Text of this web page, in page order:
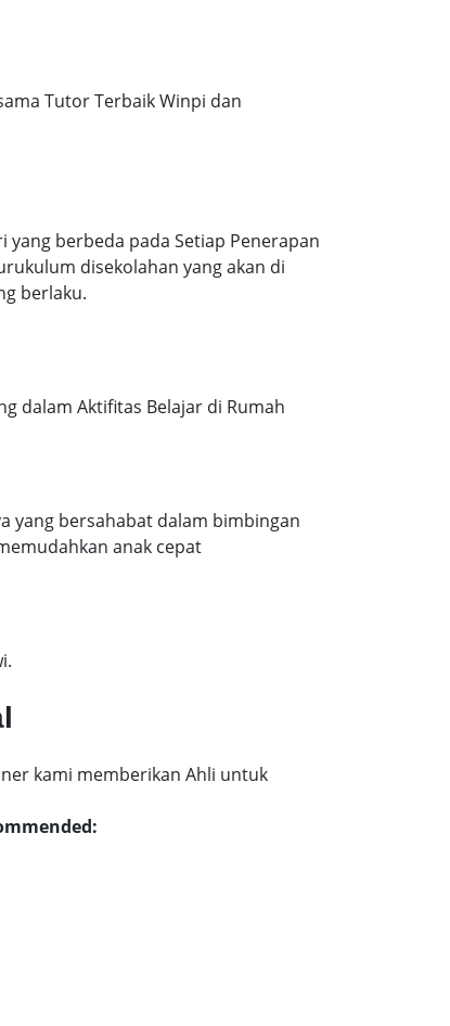
Tutor Terbaik Winpi dan
yang berbeda pada Setiap Penerapan
disekolahan yang akan di
berlaku.
dalam Aktifitas Belajar di Rumah
yang bersahabat dalam bimbingan
anak cepat
kami memberikan Ahli untuk